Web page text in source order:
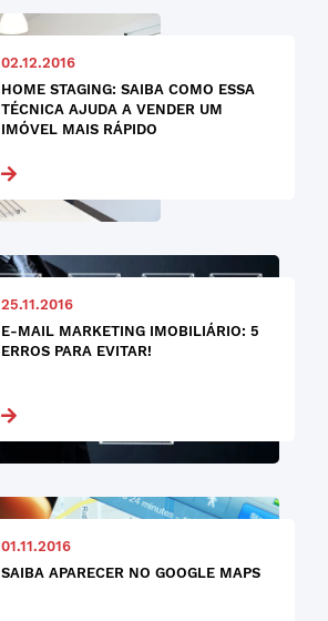
02.12.2016
HOME STAGING: SAIBA COMO ESSA
TÉCNICA AJUDA A VENDER UM
IMÓVEL MAIS RÁPIDO
25.11.2016
E-MAIL MARKETING IMOBILIÁRIO: 5
ERROS PARA EVITAR!
01.11.2016
SAIBA APARECER NO GOOGLE MAPS